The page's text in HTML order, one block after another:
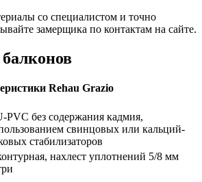
со специалистом и точно
замерщика по контактам на сайте.
Rehau Grazio
PVC без содержания кадмия,
свинцовых или кальций-
стабилизаторов
нахлест уплотнений 5/8 мм